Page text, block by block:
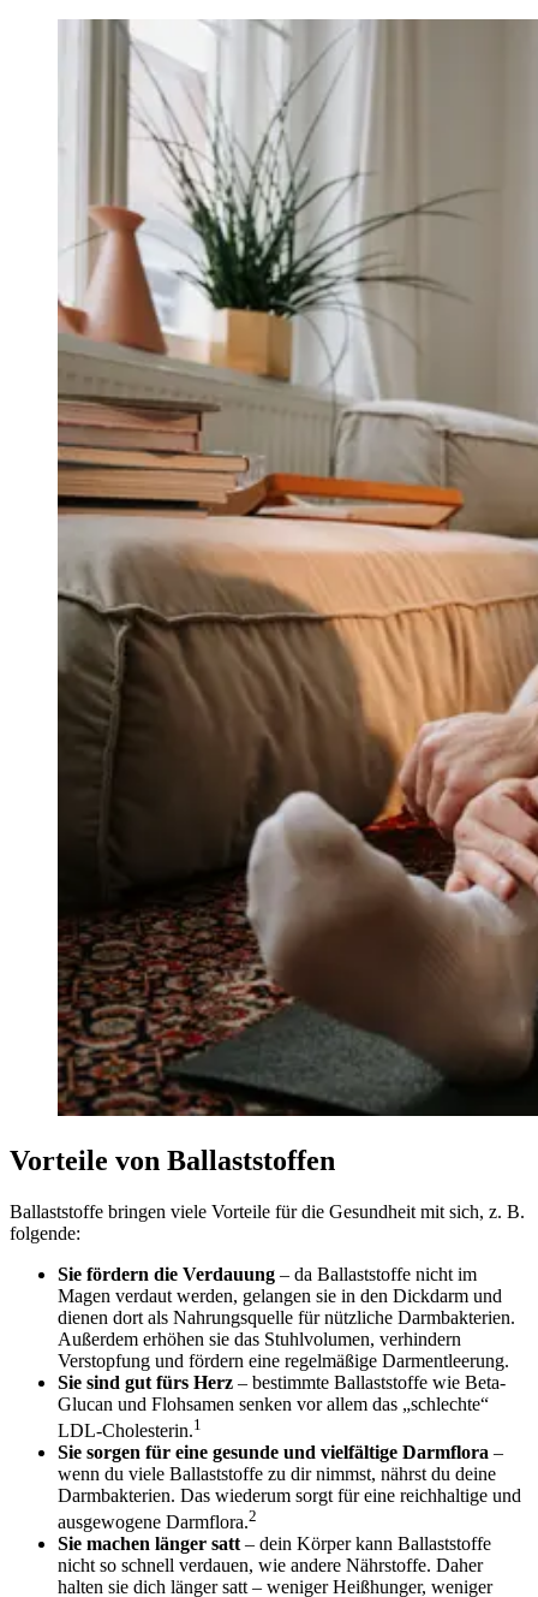
Vorteile von Ballaststoffen
Ballaststoffe bringen viele Vorteile für die Gesundheit mit sich, z. B.
folgende:
Sie fördern die Verdauung – da Ballaststoffe nicht im
Magen verdaut werden, gelangen sie in den Dickdarm und
dienen dort als Nahrungsquelle für nützliche Darmbakterien.
Außerdem erhöhen sie das Stuhlvolumen, verhindern
Verstopfung und fördern eine regelmäßige Darmentleerung.
Sie sind gut fürs Herz – bestimmte Ballaststoffe wie Beta-
Glucan und Flohsamen senken vor allem das „schlechte“
LDL-Cholesterin.1
Sie sorgen für eine gesunde und vielfältige Darmflora –
wenn du viele Ballaststoffe zu dir nimmst, nährst du deine
Darmbakterien. Das wiederum sorgt für eine reichhaltige und
ausgewogene Darmflora.2
Sie machen länger satt – dein Körper kann Ballaststoffe
nicht so schnell verdauen, wie andere Nährstoffe. Daher
halten sie dich länger satt – weniger Heißhunger, weniger